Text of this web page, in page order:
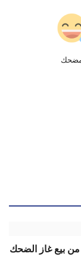
بيع غاز الضحك